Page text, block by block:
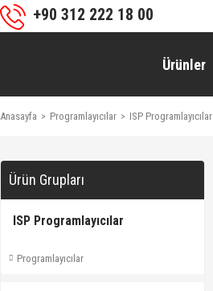
+90 312 222 18 00
Ürünler
Anasayfa Programlayıcılar ISP Programlayıcılar
Ürün Grupları
ISP Programlayıcılar
Programlayıcılar